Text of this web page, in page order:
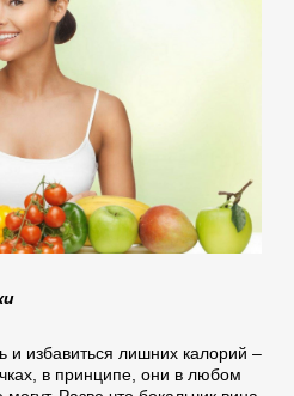
и избавиться лишних калорий –
в принципе, они в любом